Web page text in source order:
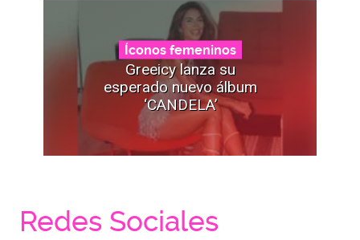
Íconos femeninos
Greeicy lanza su
esperado nuevo álbum
‘CANDELA’
Redes Sociales